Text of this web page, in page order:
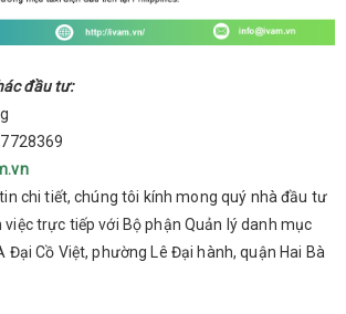
đầu tư:
chi tiết, chúng tôi kính mong quý nhà đầu tư
trực tiếp với Bộ phận Quản lý danh mục
Đại Cồ Việt, phường Lê Đại hành, quận Hai Bà